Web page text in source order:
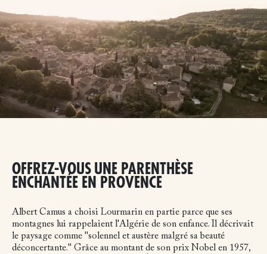
OFFREZ-VOUS UNE PARENTHÈSE
ENCHANTÉE EN PROVENCE
Albert Camus a choisi Lourmarin en partie parce que ses
montagnes lui rappelaient l'Algérie de son enfance. Il décrivait
le paysage comme "solennel et austère malgré sa beauté
déconcertante." Grâce au montant de son prix Nobel en 1957,